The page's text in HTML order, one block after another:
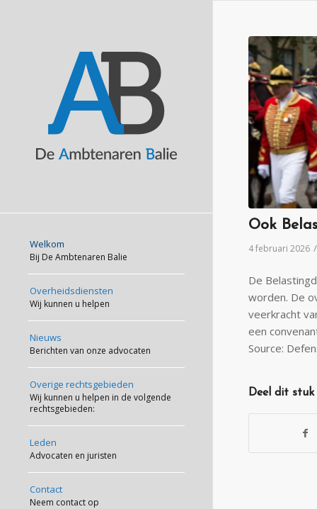
Welkom
Bij De Ambtenaren Balie
Overheidsdiensten
Wij kunnen u helpen
Nieuws
Berichten van onze advocaten
Overige rechtsgebieden
Wij kunnen u helpen in de volgende
rechtsgebieden:
Leden
Advocaten en juristen
Contact
Neem contact op
Ook
4 februari 2026 /
De
worden. De
veerkracht
een
Source:
Deel dit stuk